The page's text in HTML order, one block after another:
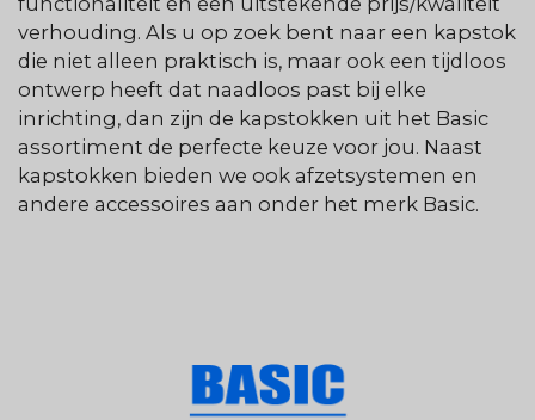
verhouding. Als u op zoek bent naar een kapstok
die niet alleen praktisch is, maar ook een tijdloos
ontwerp heeft dat naadloos past bij elke
inrichting, dan zijn de kapstokken uit het Basic
assortiment de perfecte keuze voor jou. Naast
kapstokken bieden we ook afzetsystemen en
andere accessoires aan onder het merk Basic.